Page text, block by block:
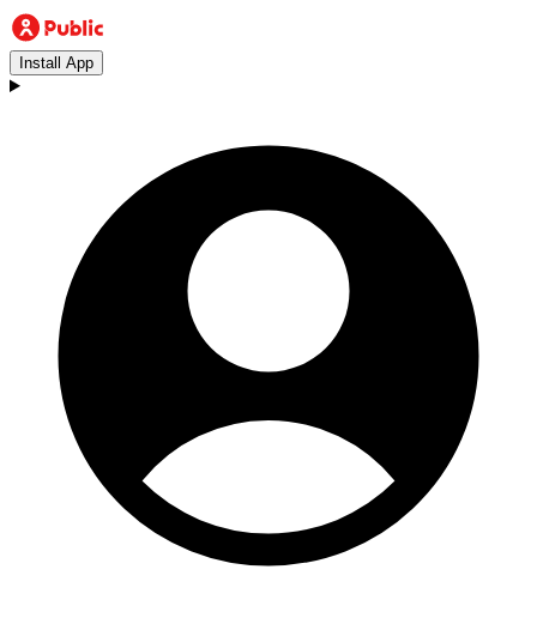
Install App